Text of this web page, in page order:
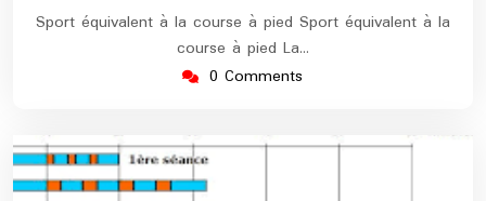
Sport équivalent à la course à pied Sport équivalent à la
course à pied La…
0 Comments